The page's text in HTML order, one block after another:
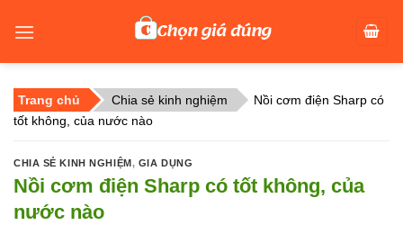
Trang chủ Chia sẻ kinh nghiệm
Nồi cơm điện Sharp có
tốt không, của nước nào
CHIA SẺ KINH NGHIỆM, GIA DỤNG
Nồi cơm điện Sharp có tốt không, của
nước nào